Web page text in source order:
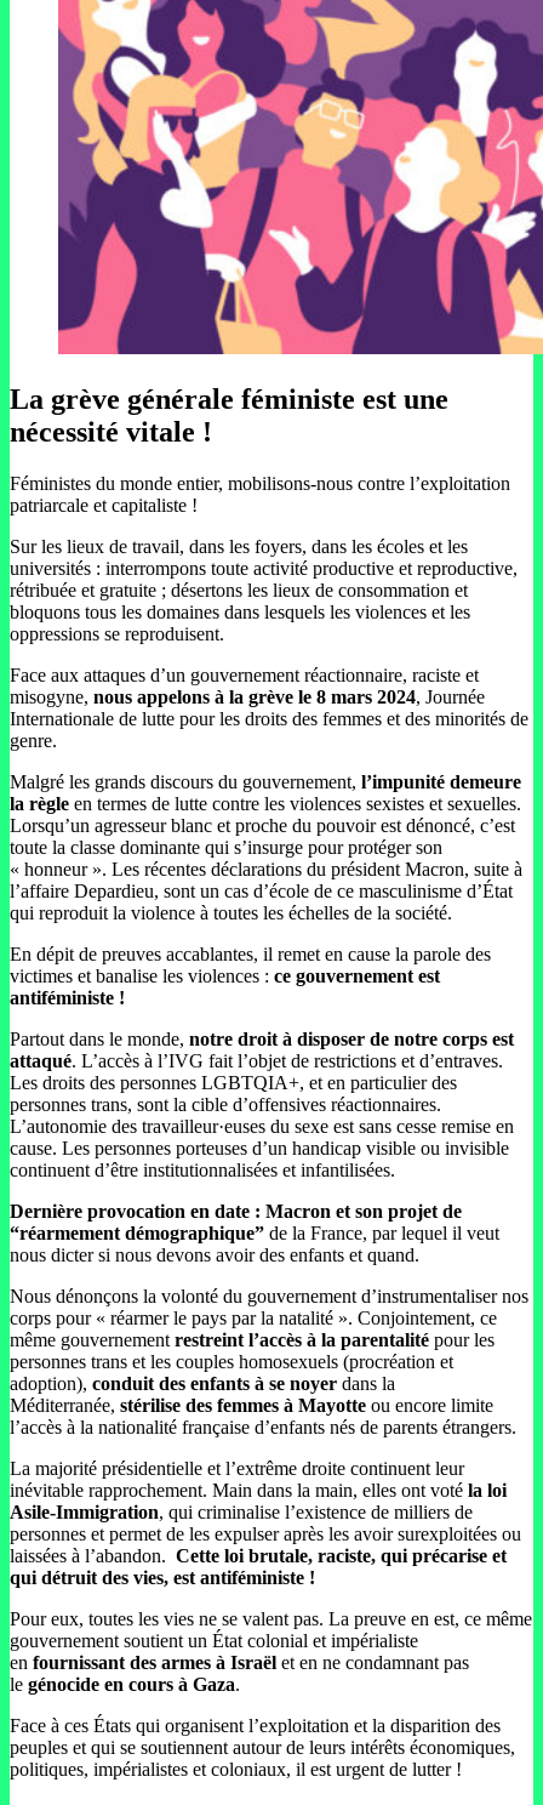
La grève générale féministe est une
nécessité vitale !
Féministes du monde entier, mobilisons-nous contre l’exploitation
patriarcale et capitaliste !
Sur les lieux de travail, dans les foyers, dans les écoles et les
universités : interrompons toute activité productive et reproductive,
rétribuée et gratuite ; désertons les lieux de consommation et
bloquons tous les domaines dans lesquels les violences et les
oppressions se reproduisent.
Face aux attaques d’un gouvernement réactionnaire, raciste et
misogyne, nous appelons à la grève le 8 mars 2024, Journée
Internationale de lutte pour les droits des femmes et des minorités de
genre.
Malgré les grands discours du gouvernement, l’impunité demeure
la règle en termes de lutte contre les violences sexistes et sexuelles.
Lorsqu’un agresseur blanc et proche du pouvoir est dénoncé, c’est
toute la classe dominante qui s’insurge pour protéger son
« honneur ». Les récentes déclarations du président Macron, suite à
l’affaire Depardieu, sont un cas d’école de ce masculinisme d’État
qui reproduit la violence à toutes les échelles de la société.
En dépit de preuves accablantes, il remet en cause la parole des
victimes et banalise les violences : ce gouvernement est
antiféministe !
Partout dans le monde, notre droit à disposer de notre corps est
attaqué. L’accès à l’IVG fait l’objet de restrictions et d’entraves.
Les droits des personnes LGBTQIA+, et en particulier des
personnes trans, sont la cible d’offensives réactionnaires.
L’autonomie des travailleur·euses du sexe est sans cesse remise en
cause. Les personnes porteuses d’un handicap visible ou invisible
continuent d’être institutionnalisées et infantilisées.
Dernière provocation en date : Macron et son projet de
“réarmement démographique” de la France, par lequel il veut
nous dicter si nous devons avoir des enfants et quand.
Nous dénonçons la volonté du gouvernement d’instrumentaliser nos
corps pour « réarmer le pays par la natalité ». Conjointement, ce
même gouvernement restreint l’accès à la parentalité pour les
personnes trans et les couples homosexuels (procréation et
adoption), conduit des enfants à se noyer dans la
Méditerranée, stérilise des femmes à Mayotte ou encore limite
l’accès à la nationalité française d’enfants nés de parents étrangers.
La majorité présidentielle et l’extrême droite continuent leur
inévitable rapprochement. Main dans la main, elles ont voté la loi
Asile-Immigration, qui criminalise l’existence de milliers de
personnes et permet de les expulser après les avoir surexploitées ou
laissées à l’abandon. Cette loi brutale, raciste, qui précarise et
qui détruit des vies, est antiféministe !
Pour eux, toutes les vies ne se valent pas. La preuve en est, ce même
gouvernement soutient un État colonial et impérialiste
en fournissant des armes à Israël et en ne condamnant pas
le génocide en cours à Gaza.
Face à ces États qui organisent l’exploitation et la disparition des
peuples et qui se soutiennent autour de leurs intérêts économiques,
politiques, impérialistes et coloniaux, il est urgent de lutter !